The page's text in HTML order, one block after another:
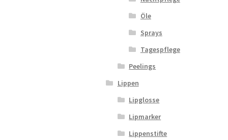
Öle
Sprays
Tagespflege
Peelings
Lippen
Lipglosse
Lipmarker
Lippenstifte